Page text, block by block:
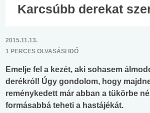
Karcsúbb derekat
2015.11.13.
1 PERCES OLVASÁSI IDŐ
Emelje fel a kezét, aki sohasem
derékról! Úgy gondolom, hogy
reménykedett már abban a tükörbe
formásabbá teheti a hastájékát.